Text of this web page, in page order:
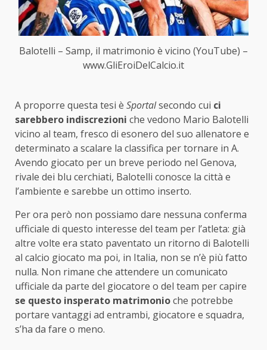
Balotelli – Samp, il matrimonio è vicino (YouTube) –
www.GliEroiDelCalcio.it
A proporre questa tesi è Sportalsecondo cui ci
sarebbero indiscrezioni che vedono Mario Balotelli
vicino al team, fresco di esonero del suo allenatore e
determinato a scalare la classifica per tornare in A.
Avendo giocato per un breve periodo nel Genova,
rivale dei blu cerchiati, Balotelli conosce la città e
l’ambiente e sarebbe un ottimo inserto.
Per ora però non possiamo dare nessuna conferma
ufficiale di questo interesse del team per l’atleta: già
altre volte era stato paventato un ritorno di Balotelli
al calcio giocato ma poi, in Italia, non se n’è più fatto
nulla. Non rimane che attendere un comunicato
ufficiale da parte del giocatore o del team per capire
se questo insperato matrimonioche potrebbe
portare vantaggi ad entrambi, giocatore e squadra,
s’ha da fare o meno.